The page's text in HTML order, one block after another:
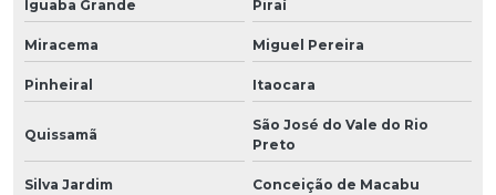
Iguaba Grande Piraí
Miracema Miguel Pereira
Pinheiral Itaocara
Quissamã
São José do Vale do Rio
Preto
Silva Jardim Conceição de Macabu